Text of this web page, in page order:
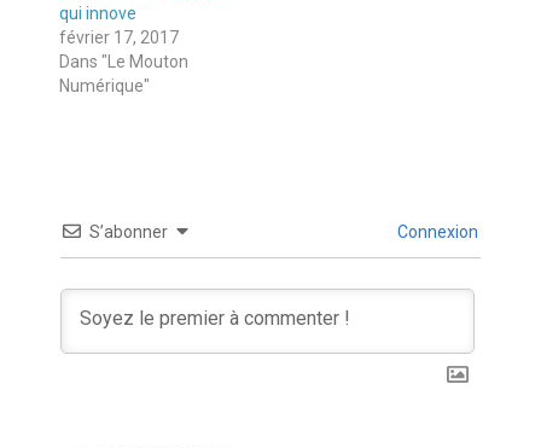
qui innove
février 17, 2017
Dans "Le Mouton
Numérique"
S’abonner Connexion